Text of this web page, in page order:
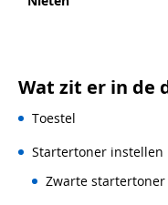
Wat zit er in de
Toestel
Startertoner instellen
Zwarte startertoner